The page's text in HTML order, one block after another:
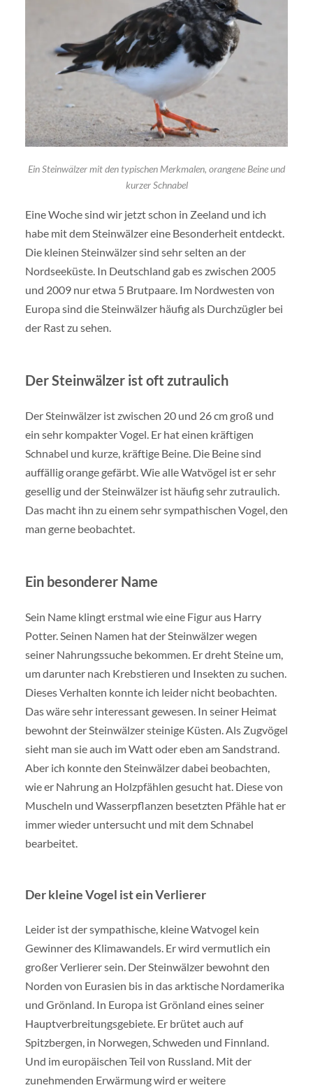
Ein Steinwälzer mit den typischen Merkmalen, orangene Beine und
kurzer Schnabel
Eine Woche sind wir jetzt schon in Zeeland und ich
habe mit dem Steinwälzer eine Besonderheit entdeckt.
Die kleinen Steinwälzer sind sehr selten an der
Nordseeküste. In Deutschland gab es zwischen 2005
und 2009 nur etwa 5 Brutpaare. Im Nordwesten von
Europa sind die Steinwälzer häufig als Durchzügler bei
der Rast zu sehen.
Der Steinwälzer ist oft zutraulich
Der Steinwälzer ist zwischen 20 und 26 cm groß und
ein sehr kompakter Vogel. Er hat einen kräftigen
Schnabel und kurze, kräftige Beine. Die Beine sind
auffällig orange gefärbt. Wie alle Watvögel ist er sehr
gesellig und der Steinwälzer ist häufig sehr zutraulich.
Das macht ihn zu einem sehr sympathischen Vogel, den
man gerne beobachtet.
Ein besonderer Name
Sein Name klingt erstmal wie eine Figur aus Harry
Potter. Seinen Namen hat der Steinwälzer wegen
seiner Nahrungssuche bekommen. Er dreht Steine um,
um darunter nach Krebstieren und Insekten zu suchen.
Dieses Verhalten konnte ich leider nicht beobachten.
Das wäre sehr interessant gewesen. In seiner Heimat
bewohnt der Steinwälzer steinige Küsten. Als Zugvögel
sieht man sie auch im Watt oder eben am Sandstrand.
Aber ich konnte den Steinwälzer dabei beobachten,
wie er Nahrung an Holzpfählen gesucht hat. Diese von
Muscheln und Wasserpflanzen besetzten Pfähle hat er
immer wieder untersucht und mit dem Schnabel
bearbeitet.
Der kleine Vogel ist ein Verlierer
Leider ist der sympathische, kleine Watvogel kein
Gewinner des Klimawandels. Er wird vermutlich ein
großer Verlierer sein. Der Steinwälzer bewohnt den
Norden von Eurasien bis in das arktische Nordamerika
und Grönland. In Europa ist Grönland eines seiner
Hauptverbreitungsgebiete. Er brütet auch auf
Spitzbergen, in Norwegen, Schweden und Finnland.
Und im europäischen Teil von Russland. Mit der
zunehmenden Erwärmung wird er weitere